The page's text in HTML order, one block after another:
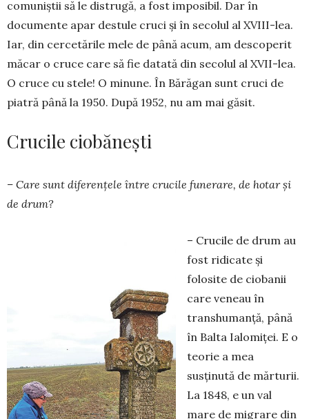
comuniștii să le distrugă, a fost imposibil. Dar în
documente apar destule cruci și în secolul al XVIII-lea.
Iar, din cercetările mele de până acum, am descoperit
măcar o cruce care să fie datată din secolul al XVII-lea.
O cruce cu stele! O minune. În Bărăgan sunt cruci de
piatră până la 1950. După 1952, nu am mai găsit.
Crucile ciobănești
– Care sunt diferențele între crucile funerare, de hotar și
de drum?
– Crucile de drum au
fost ridicate și
folosite de ciobanii
care veneau în
transhumanță, până
în Balta Ialomiței. E o
teorie a mea
susținută de mărturii.
La 1848, e un val
mare de migrare din